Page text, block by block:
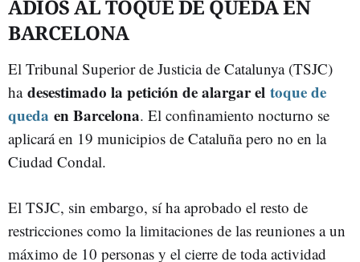
ADIÓS AL TOQUE DE QUEDA EN
BARCELONA
El Tribunal Superior de Justicia de Catalunya (TSJC)
ha desestimado la petición de alargar el toque de
queda en Barcelona. El confinamiento nocturno se
aplicará en 19 municipios de Cataluña pero no en la
Ciudad Condal.
El TSJC, sin embargo, sí ha aprobado el resto de
restricciones como la limitaciones de las reuniones a un
máximo de 10 personas y el cierre de toda actividad